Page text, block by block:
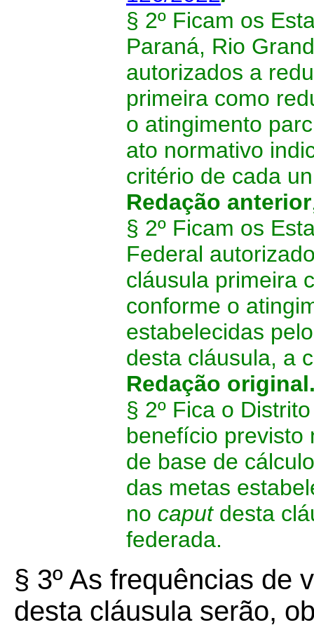
§ 2º Ficam os
Paraná, Rio
autorizados a
primeira como
o atingimento
ato normativo
critério de cada
Redação anterior
§ 2º Ficam os
Federal
cláusula primeira
conforme o
estabelecidas
desta cláusula, a
Redação
§ 2º Fica o
benefício previsto
de base de
das metas
no caput desta
federada.
§ 3º As frequências de
desta cláusula serão,